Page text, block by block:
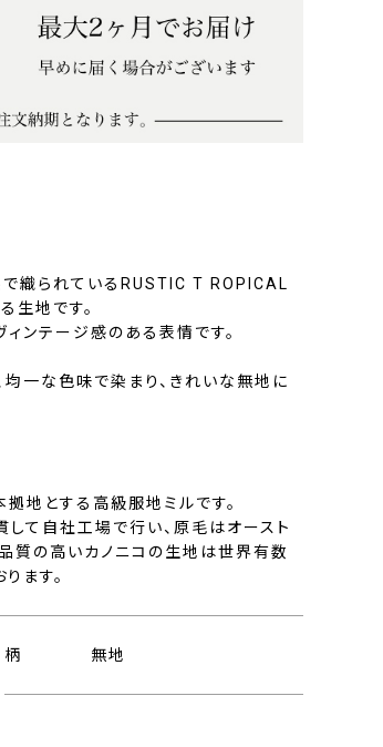
織られているRUSTIC T ROPICAL
生地です。
ンテージ感のある表情です。
一な色味で染まり、きれいな無地に
地とする高級服地ミルです。
て自社工場で行い、原毛はオースト
質の高いカノニコの生地は世界有数
ます。
柄 無地